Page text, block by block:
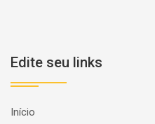
Edite seu links
Início